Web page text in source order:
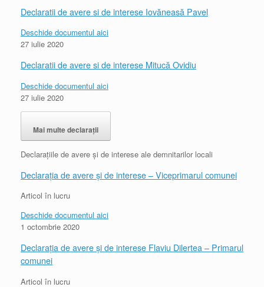
Declaratii de avere si de interese Iovăneasă Pavel
Deschide documentul aici
27 iulie 2020
Declaratii de avere si de interese Mitucă Ovidiu
Deschide documentul aici
27 iulie 2020
Mai multe declarații
Declarațiile de avere și de interese ale demnitarilor locali
Declarația de avere și de interese – Viceprimarul comunei
Articol în lucru
Deschide documentul aici
1 octombrie 2020
Declarația de avere și de interese Flaviu Dilertea – Primarul
comunei
Articol în lucru